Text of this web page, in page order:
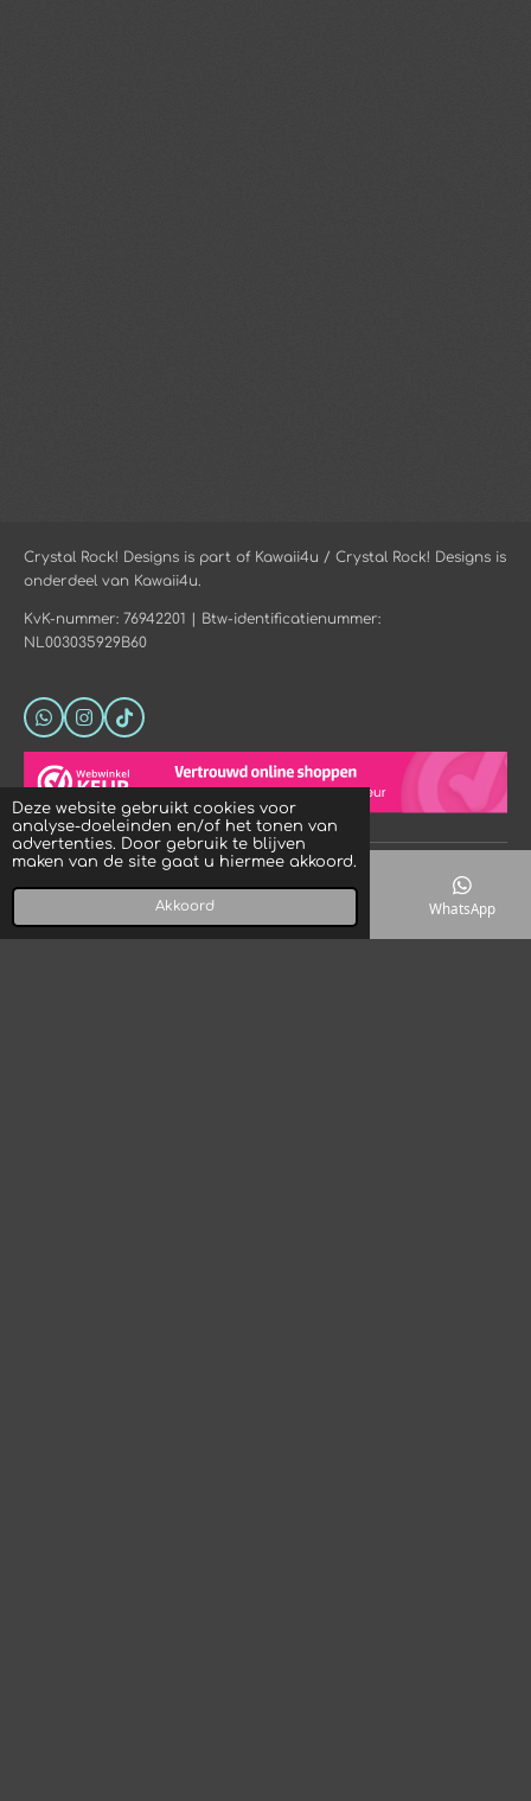
Deze website gebruikt cookies voor
analyse-doeleinden en/of het tonen van
advertenties. Door gebruik te blijven
maken van de site gaat u hiermee akkoord.
Akkoord
Crystal Rock! Designs is part of Kawaii4u / Crystal Rock! Designs is
onderdeel van Kawaii4u.
KvK-nummer: 76942201 | Btw-identificatienummer:
NL003035929B60
W
h
t
A
p
p
I
n
t
g
r
a
m
T
i
T
k
© 2023 - 2026 Crystal Rock! Designs
Powered byJouwWeb
Telefoonnummer WhatsApp